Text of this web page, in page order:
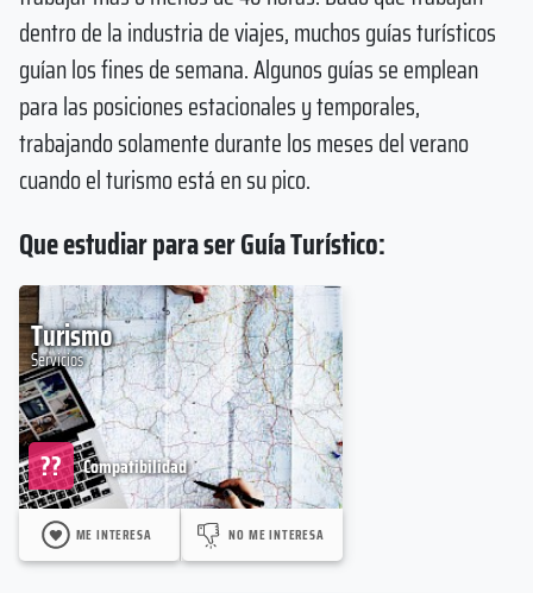
dentro de la industria de viajes, muchos guías turísticos
guían los fines de semana. Algunos guías se emplean
para las posiciones estacionales y temporales,
trabajando solamente durante los meses del verano
cuando el turismo está en su pico.
Que estudiar para ser Guía Turístico:
Turismo
Servicios
Compatibilidad
??
ME INTERESA NO ME INTERESA